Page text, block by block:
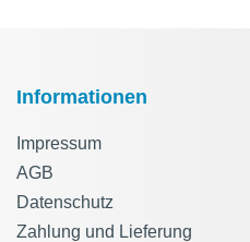
Informationen
Impressum
AGB
Datenschutz
Zahlung und Lieferung